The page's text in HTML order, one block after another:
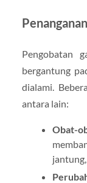
Pengobatan
bergantung
dialami.
antara lain:
Obat-